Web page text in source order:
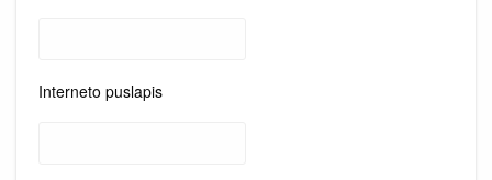
Interneto puslapis